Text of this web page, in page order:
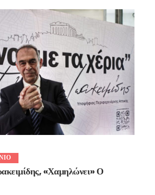
«χαμηλώνει» Ο